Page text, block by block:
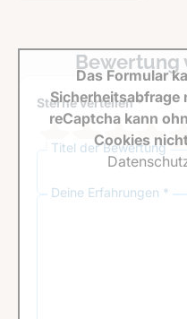
Bewertung
Sterne verteilen *
Titel der Bewertung
Deine Erfahrungen *
Das Formular
Sicherheitsabfrage
reCaptcha kann
Cookies